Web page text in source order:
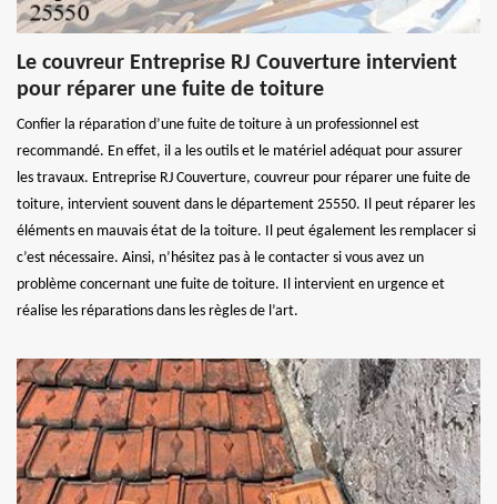
Le couvreur Entreprise RJ Couverture intervient
pour réparer une fuite de toiture
Confier la réparation d’une fuite de toiture à un professionnel est
recommandé. En effet, il a les outils et le matériel adéquat pour assurer
les travaux. Entreprise RJ Couverture, couvreur pour réparer une fuite de
toiture, intervient souvent dans le département 25550. Il peut réparer les
éléments en mauvais état de la toiture. Il peut également les remplacer si
c’est nécessaire. Ainsi, n’hésitez pas à le contacter si vous avez un
problème concernant une fuite de toiture. Il intervient en urgence et
réalise les réparations dans les règles de l’art.